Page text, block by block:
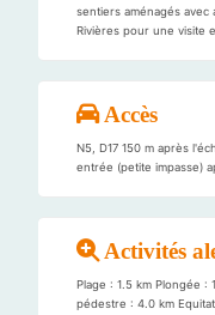
sentiers aménagés avec
Rivières pour une visite
Accès
N5, D17 150 m après
entrée (petite impasse)
Activités
Plage : 1.5 km Plongée :
pédestre : 4.0 km